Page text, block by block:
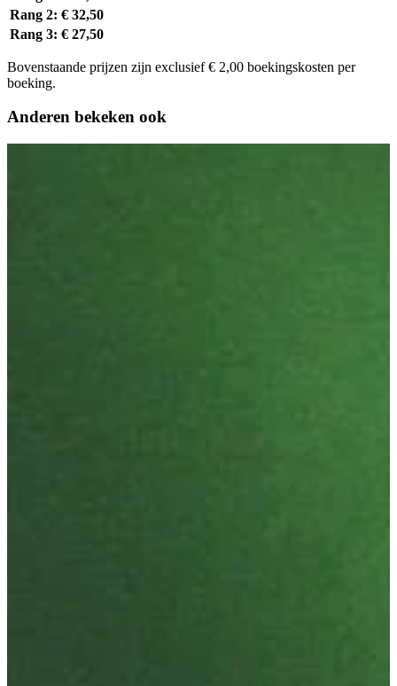
Rang 2: € 32,50
Rang 3: € 27,50
Bovenstaande prijzen zijn exclusief € 2,00 boekingskosten per
boeking.
Anderen bekeken ook